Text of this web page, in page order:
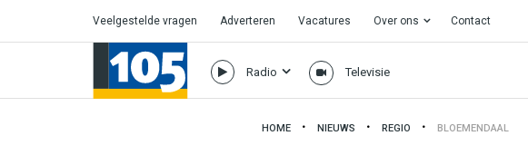
Veelgestelde vragen Adverteren Vacatures Over ons Contact
Radio Televisie
HOME NIEUWS REGIO BLOEMENDAAL